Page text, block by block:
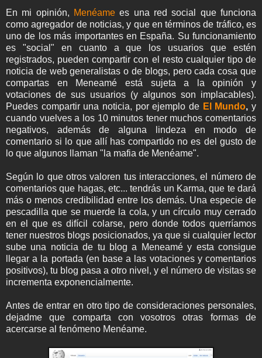
En mi opinión, Menéame es una red social que funciona
como agregador de noticias, y que en términos de tráfico, es
uno de los más importantes en España. Su funcionamiento
es "social" en cuanto a que los usuarios que estén
registrados, pueden compartir con el resto cualquier tipo de
noticia de web generalistas o de blogs, pero cada cosa que
compartas en Meneamé está sujeta a la opinión y
votaciones de sus usuarios (y algunos son implacables).
Puedes compartir una noticia, por ejemplo de El Mundo,y
cuando vuelves a los 10 minutos tener muchos comentarios
negativos, además de alguna lindeza en modo de
comentario si lo que allí has compartido no es del gusto de
lo que algunos llaman "la mafia de Menéame".
Según lo que otros valoren tus interacciones, el número de
comentarios que hagas, etc... tendrás un Karma, que te dará
más o menos credibilidad entre los demás. Una especie de
pescadilla que se muerde la cola, y un círculo muy cerrado
en el que es difícil colarse, pero donde todos querríamos
tener nuestros blogs posicionados, ya que si cualquier lector
sube una noticia de tu blog a Meneamé y esta consigue
llegar a la portada (en base a las votaciones y comentarios
positivos), tu blog pasa a otro nivel, y el número de visitas se
incrementa exponencialmente.
Antes de entrar en otro tipo de consideraciones personales,
dejadme que comparta con vosotros otras formas de
acercarse al fenómeno Menéame.